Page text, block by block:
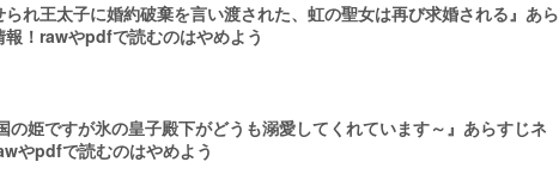
れ王太子に婚約破棄を言い渡された、虹の聖女は再び求婚される』あら
！rawやpdfで読むのはやめよう
の姫ですが氷の皇子殿下がどうも溺愛してくれています～』あらすじネ
やpdfで読むのはやめよう